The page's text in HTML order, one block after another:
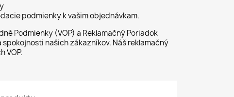
podmienky k vašim objednávkam.
Podmienky (VOP) a Reklamačný Poriadok
spokojnosti našich zákazníkov. Náš reklamačný
VOP.